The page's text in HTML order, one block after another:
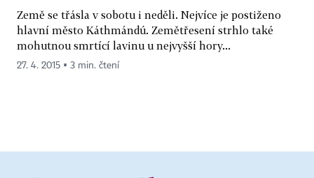
Země se třásla v sobotu i neděli. Nejvíce je postiženo
hlavní město Káthmándú. Zemětřesení strhlo také
mohutnou smrtící lavinu u nejvyšší hory...
27. 4. 2015 ▪ 3 min. čtení